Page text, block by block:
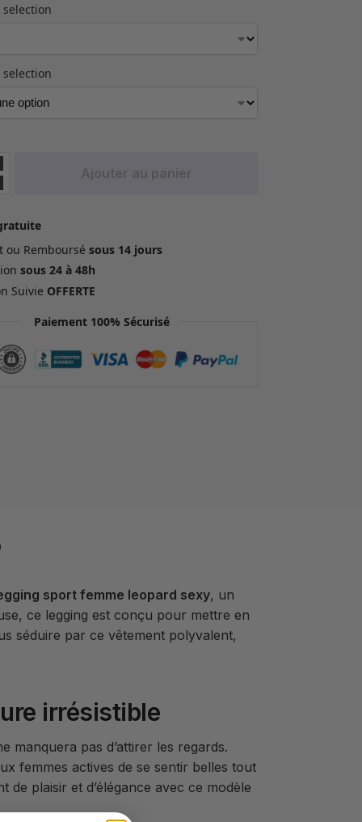
selection
selection
Ajouter au panier
ou Remboursésous 14 jours
sous 24 à 48h
Suivie OFFERTE
Paiement 100% Sécurisé
sport femme leopard sexy, un
ce legging est conçu pour mettre en
séduire par ce vêtement polyvalent,
irrésistible
manquera pas d’attirer les regards.
femmes actives de se sentir belles tout
plaisir et d’élégance avec ce modèle